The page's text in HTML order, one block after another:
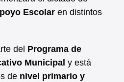
Escolar en distintos
del Programa de
Municipal y está
de nivel primario y